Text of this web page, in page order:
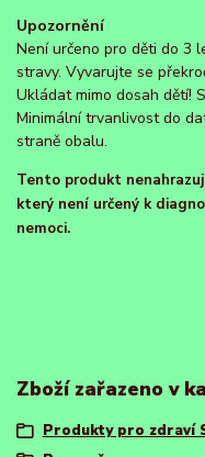
Upozornění
Není určeno pro děti do 3
stravy. Vyvarujte se
Ukládat mimo dosah dětí!
Minimální trvanlivost do
straně obalu.
Tento produkt
který není určený k
nemoci.
Zboží zařazeno v
Produkty pro zdraví